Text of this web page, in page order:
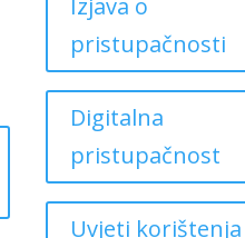
pristupačnosti
Digitalna
pristupačnost
Uvjeti korištenja